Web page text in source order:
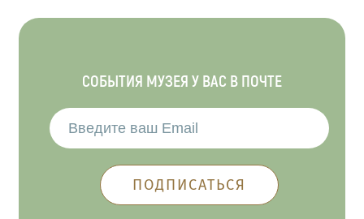
СОБЫТИЯ МУЗЕЯ У ВАС В ПОЧТЕ